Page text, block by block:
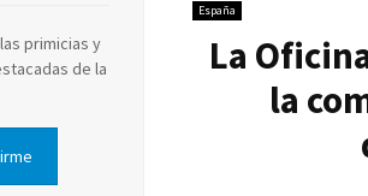
España
La
la
primicias y
de la